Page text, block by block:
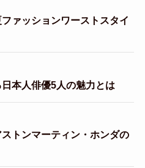
ァッションワーストスタイ
本人俳優5人の魅力とは
トンマーティン・ホンダの